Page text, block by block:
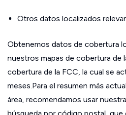
Otros datos localizados
Obtenemos datos de cobertura
nuestros mapas de cobertura de
cobertura de la FCC, la cual se
meses.Para el resumen más
área, recomendamos usar